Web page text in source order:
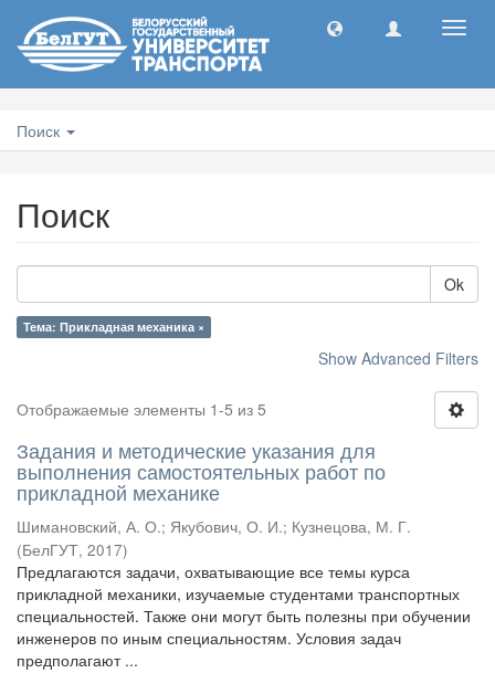
Поиск
Поиск
Ok
Тема: Прикладная механика ×
Show Advanced Filters
Отображаемые элементы 1-5 из 5
Задания и методические указания для
выполнения самостоятельных работ по
прикладной механике
Шимановский, А. О.; Якубович, О. И.; Кузнецова, М. Г.
(БелГУТ, 2017)
Предлагаются задачи, охватывающие все темы курса
прикладной механики, изучаемые студентами транспортных
специальностей. Также они могут быть полезны при обучении
инженеров по иным специальностям. Условия задач
предполагают ...